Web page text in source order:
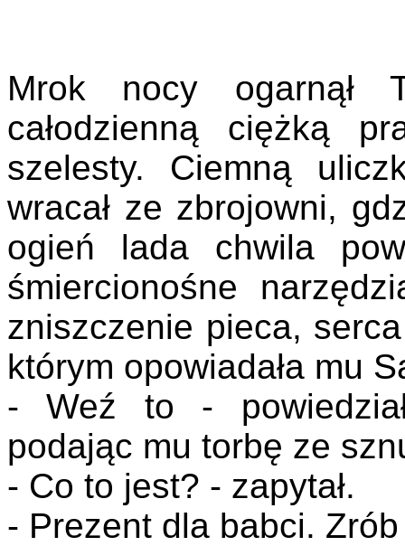
Mrok nocy ogarnął
całodzienną ciężką
szelesty. Ciemną
wracał ze zbrojowni,
ogień lada chwila
śmiercionośne
zniszczenie pieca,
którym opowiadała mu
- Weź to -
podając mu torbę ze
- Co to jest? - zapytał.
- Prezent dla babci.